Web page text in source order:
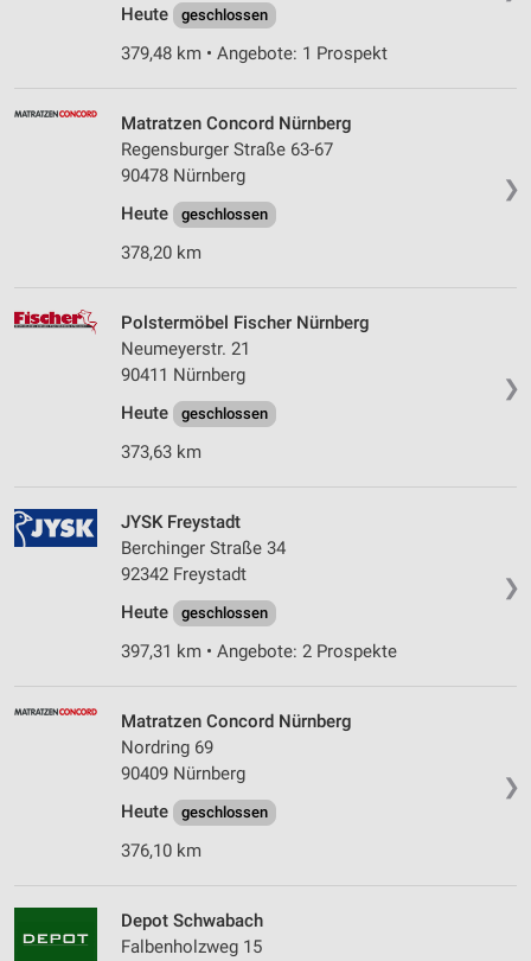
Heute
geschlossen
379,48 km • Angebote: 1 Prospekt
❯
Matratzen Concord Nürnberg
Regensburger Straße 63-67
90478 Nürnberg
Heute
geschlossen
378,20 km
❯
Polstermöbel Fischer Nürnberg
Neumeyerstr. 21
90411 Nürnberg
Heute
geschlossen
373,63 km
❯
JYSK Freystadt
Berchinger Straße 34
92342 Freystadt
Heute
geschlossen
397,31 km • Angebote: 2 Prospekte
❯
Matratzen Concord Nürnberg
Nordring 69
90409 Nürnberg
Heute
geschlossen
376,10 km
Depot Schwabach
Falbenholzweg 15